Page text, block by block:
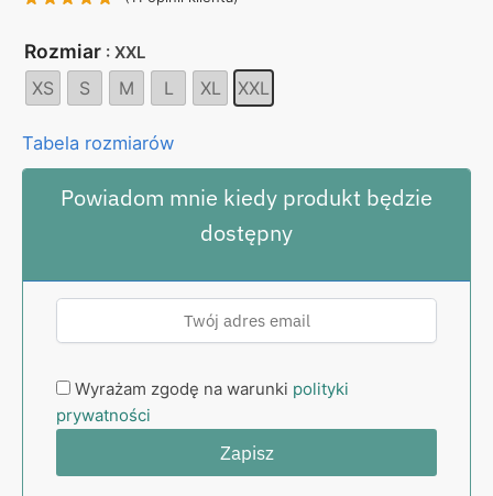
Rozmiar : XXL
XS S M L XL XXL
Tabela rozmiarów
Powiadom mnie kiedy produkt będzie
dostępny
Wyrażam zgodę na warunki polityki
prywatności